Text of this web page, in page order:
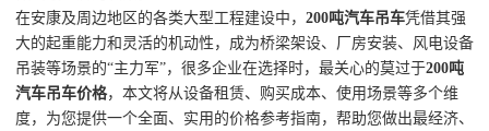
在安康及周边地区的各类大型工程建设中， 200吨汽车吊车凭借其强
大的起重能力和灵活的机动性，成为桥梁架设、厂房安装、风电设备
吊装等场景的“主力军”，很多企业在选择时，最关心的莫过于200吨
汽车吊车价格，本文将从设备租赁、购买成本、使用场景等多个维
度，为您提供一个全面、实用的价格参考指南，帮助您做出最经济、